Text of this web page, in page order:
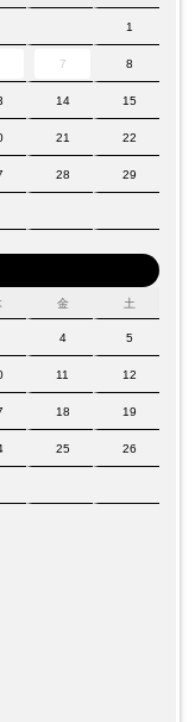
1
7 8
14 15
21 22
28 29
金 土
4 5
11 12
18 19
25 26